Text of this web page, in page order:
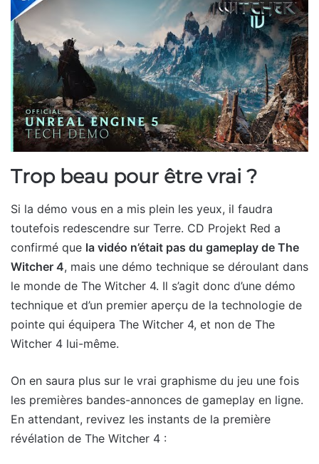
Trop beau pour être vrai ?
Si la démo vous en a mis plein les yeux, il faudra
toutefois redescendre sur Terre. CD Projekt Red a
confirmé que la vidéo n’était pas du gameplay de The
Witcher 4, mais une démo technique se déroulant dans
le monde de The Witcher 4. Il s’agit donc d’une démo
technique et d’un premier aperçu de la technologie de
pointe qui équipera The Witcher 4, et non de The
Witcher 4 lui-même.
On en saura plus sur le vrai graphisme du jeu une fois
les premières bandes-annonces de gameplay en ligne.
En attendant, revivez les instants de la première
révélation de The Witcher 4 :